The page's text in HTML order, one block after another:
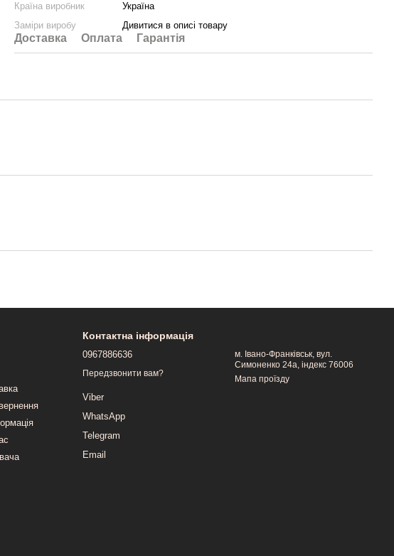
Країна виробник
Україна
Заміри виробу
Дивитися в описі товару
Доставка Оплата Гарантія
Контактна інформація
0967886636
Передзвонити вам?
Viber
WhatsApp
Telegram
Email
м. Івано-Франківськ, вул.
Симоненко 24а, індекс 76006
Мапа проїзду